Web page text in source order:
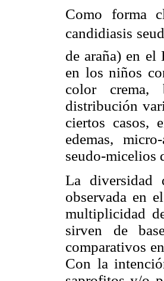
Como forma
candidiasis
de araña) en el
en los niños
color crema,
distribución
ciertos casos,
edemas,
seudo-micelios
La diversidad
observada en
multiplicidad
sirven de
comparativos
Con la